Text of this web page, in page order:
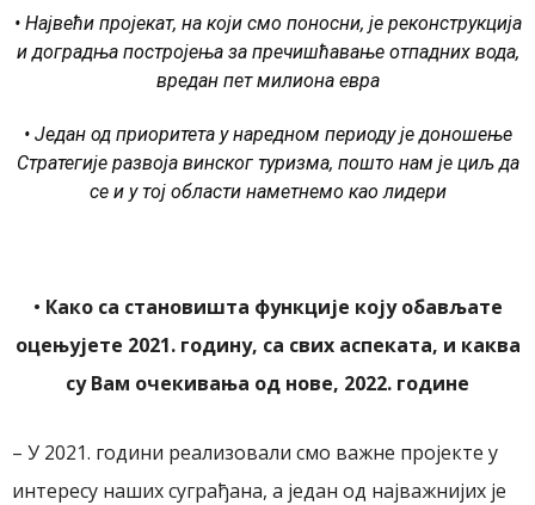
• Највећи пројекат, на који смо поносни, је реконструкција
и доградња постројења за пречишћавање отпадних вода,
вредан пет милиона евра
• Један од приоритета у наредном периоду је доношење
Стратегије развоја винског туризма, пошто нам је циљ да
се и у тој области наметнемо као лидери
• Како са становишта функције коју обављате
оцењујете 2021. годину, са свих аспеката, и каква
су Вам очекивања од нове, 2022. године
– У 2021. години реализовали смо важне пројекте у
интересу наших суграђана, а један од најважнијих је